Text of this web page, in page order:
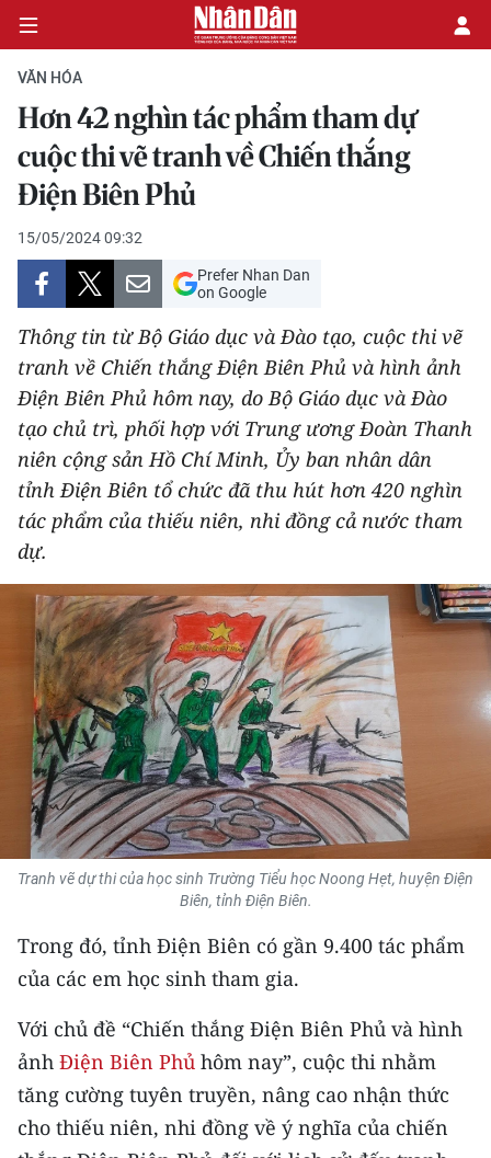
CHÍNH TRỊ
KINH TẾ
VĂN HÓA
XÃ HỘI
PHÁP LUẬT
DU LỊCH
THẾ GIỚI
THỂ THAO
GIÁO DỤC
Y TẾ
KHOA HỌC - CÔNG NGHỆ
MÔI TRƯỜNG
BẠN ĐỌC
KIỂM CHỨNG THÔNG TIN
TRI THỨC CHUYÊN SÂU
54 DÂN TỘC VIỆT NAM
CHƯƠNG TRÌNH OCOP - MỖI XÃ
MỘT SẢN PHẨM
RADIO
MEDIA CENTER
VĂN HÓA
Hơn 42 nghìn tác phẩm tham dự
cuộc thi vẽ tranh về Chiến thắng
Điện Biên Phủ
15/05/2024 09:32
Prefer Nhan Dan
on Google
Thông tin từ Bộ Giáo dục và Đào tạo, cuộc thi vẽ
tranh về Chiến thắng Điện Biên Phủ và hình ảnh
Điện Biên Phủ hôm nay, do Bộ Giáo dục và Đào
tạo chủ trì, phối hợp với Trung ương Đoàn Thanh
niên cộng sản Hồ Chí Minh, Ủy ban nhân dân
tỉnh Điện Biên tổ chức đã thu hút hơn 420 nghìn
tác phẩm của thiếu niên, nhi đồng cả nước tham
dự.
Tranh vẽ dự thi của học sinh Trường Tiểu học Noong Hẹt, huyện Điện
Biên, tỉnh Điện Biên.
Trong đó, tỉnh Điện Biên có gần 9.400 tác phẩm
của các em học sinh tham gia.
Với chủ đề “Chiến thắng Điện Biên Phủ và hình
ảnh Điện Biên Phủ hôm nay”, cuộc thi nhằm
tăng cường tuyên truyền, nâng cao nhận thức
cho thiếu niên, nhi đồng về ý nghĩa của chiến